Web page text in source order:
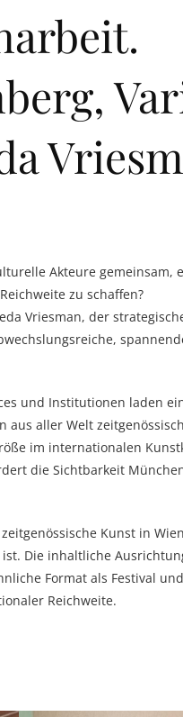
Akteure gemeinsam,
zu schaffen?
Vriesman, der
und Institutionen laden
aus aller Welt
im internationalen
die Sichtbarkeit
Kunst in
Die inhaltliche
Format als Festival
Reichweite.